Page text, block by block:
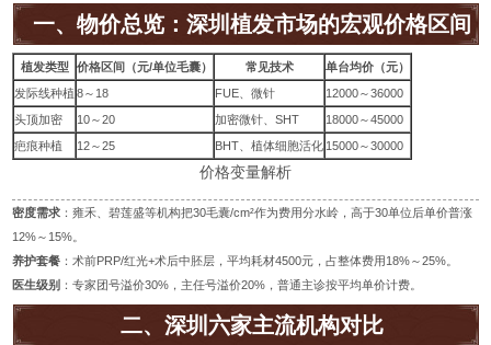
一、物价总览：深圳植发市场的宏观价格区间
植发类型 价格区间（元/单位毛囊） 常见技术
单台均价（元）
发际线种植 8～18 FUE、微针
12000～36000
头顶加密
10～20 加密微针、SHT
18000～45000
疤痕种植
12～25 BHT、植体细胞活化 15000～30000
价格变量解析
密度需求 ：雍禾、碧莲盛等机构把30毛囊/cm²作为费用分水岭，高于30单位后单价普涨
12%～15%。
养护套餐 ：术前PRP/红光+术后中胚层，平均耗材4500元，占整体费用18%～25%。
医生级别 ：专家团号溢价30%，主任号溢价20%，普通主诊按平均单价计费。
二、深圳六家主流机构对比